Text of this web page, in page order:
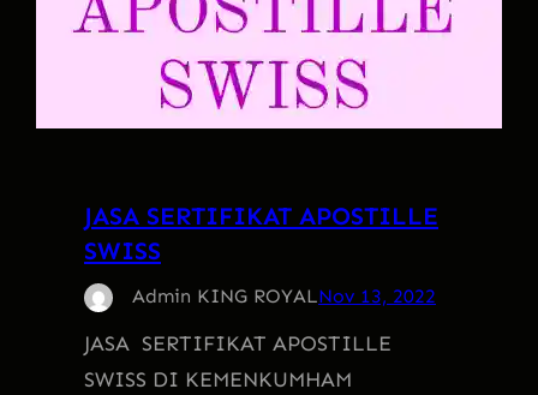
JASA SERTIFIKAT APOSTILLE
SWISS
Admin KING ROYALNov 13, 2022
JASA SERTIFIKAT APOSTILLE
SWISS DI KEMENKUMHAM